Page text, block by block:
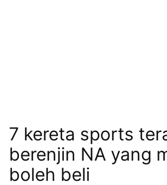
7 kereta sports
berenjin NA yang
boleh beli